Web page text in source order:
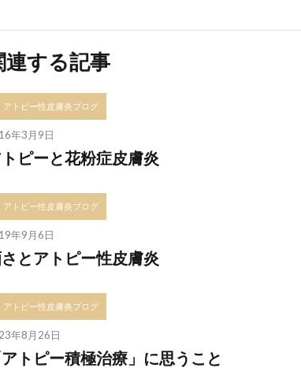
連する記事
アトピー性皮膚炎ブログ
年3月9日
ピーと花粉症皮膚炎
アトピー性皮膚炎ブログ
年9月6日
とアトピー性皮膚炎
アトピー性皮膚炎ブログ
年8月26日
アトピー積極治療」に思うこと